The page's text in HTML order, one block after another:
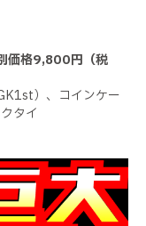
価格9,800円（税
）、コインケー
タイ